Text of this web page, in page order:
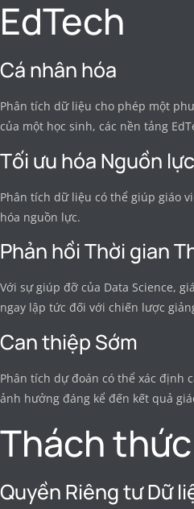
EdTech
Cá nhân hóa
Phân tích dữ liệu cho phép một
của một học sinh, các nền tảng
Tối ưu hóa Nguồn
Phân tích dữ liệu có thể giúp giáo
hóa nguồn lực.
Phản hồi Thời gian
Với sự giúp đỡ của Data Science,
ngay lập tức đối với chiến lược
Can thiệp Sớm
Phân tích dự đoán có thể xác định
ảnh hưởng đáng kể đến kết quả
Thách
Quyền Riêng tư Dữ